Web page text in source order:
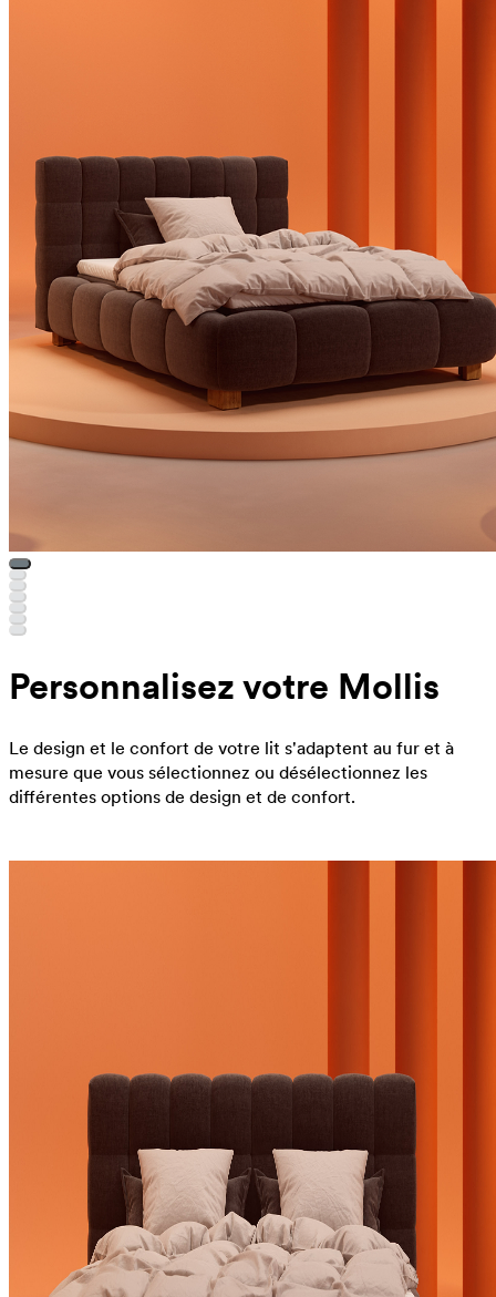
Personnalisez votre Mollis
Le design et le confort de votre lit s'adaptent au fur et à
mesure que vous sélectionnez ou désélectionnez les
différentes options de design et de confort.